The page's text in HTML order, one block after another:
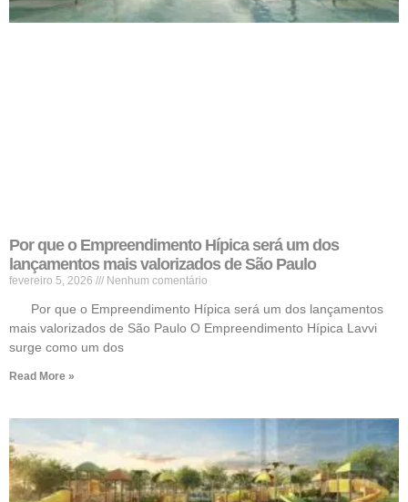
Por que o Empreendimento Hípica será um dos
lançamentos mais valorizados de São Paulo
fevereiro 5, 2026 Nenhum comentário
Por que o Empreendimento Hípica será um dos lançamentos
mais valorizados de São Paulo O Empreendimento Hípica Lavvi
surge como um dos
Read More »